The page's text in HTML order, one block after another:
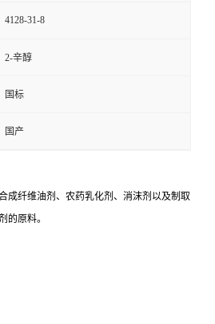
4128-31-8
2-辛醇
国标
国产
成纤维油剂、农药乳化剂、消沫剂以及制取
的原料。